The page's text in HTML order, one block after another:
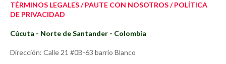
TÉRMINOS LEGALES / PAUTE CON NOSOTROS / POLÍTICA
DE PRIVACIDAD
Cúcuta - Norte de Santander - Colombia
Dirección: Calle 21 #0B-63 barrio Blanco